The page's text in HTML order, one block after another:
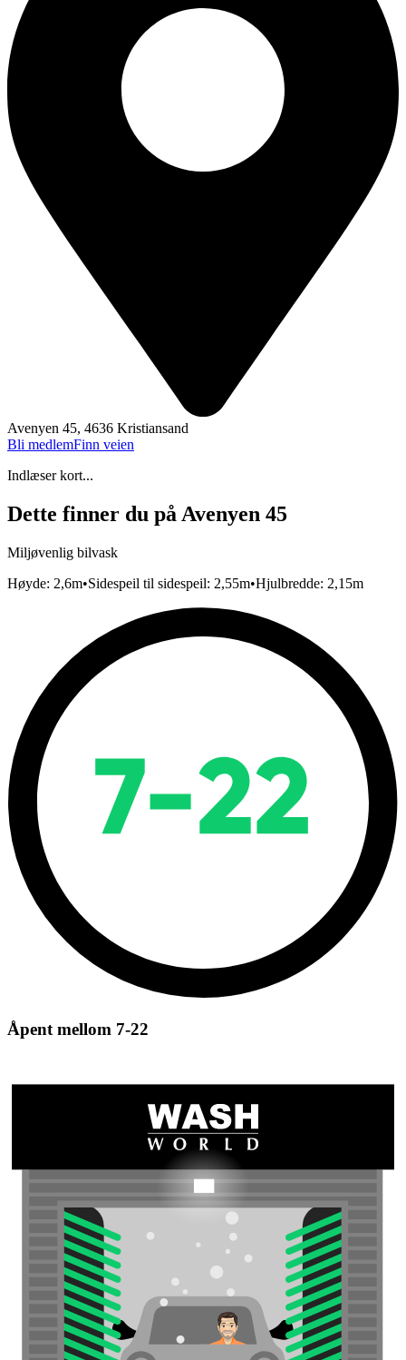
Avenyen 45, 4636 Kristiansand
Bli medlemFinn veien
Indlæser kort...
Dette finner du påAvenyen 45
Miljøvenlig bilvask
Høyde: 2,6m•Sidespeil til sidespeil: 2,55m•Hjulbredde: 2,15m
Åpent mellom 7-22